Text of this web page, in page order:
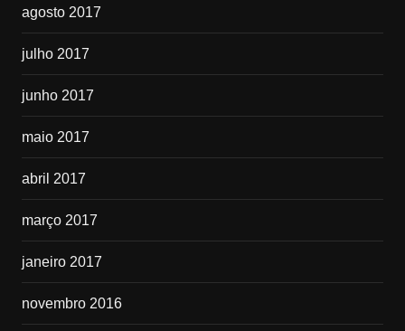
agosto 2017
julho 2017
junho 2017
maio 2017
abril 2017
março 2017
janeiro 2017
novembro 2016